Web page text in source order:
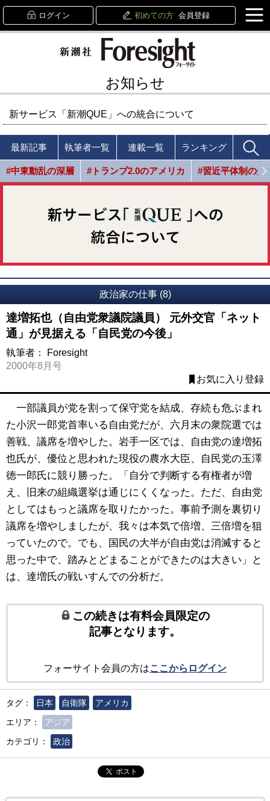
ログイン 初めての方 会員登録
お知らせ
新サービス「新潮QUE」への統合について
最新記事 執筆者一覧 連載一覧 ランキング
#中東動乱の深層 #トランプ2.0のアメリカ #習近平体制の光
政治家の仕事 (8)
達増拓也（自由党衆議院議員） 元外交官「ネット
通」が見据える「自民党の今後」
執筆者：
Foresight
2000年8月号
お気に入り登録
一部議員が党を割って保守党を結成、存続も危ぶまれ
た小沢一郎党首率いる自由党だが、六月末の衆院選では
善戦、議席を増やした。岩手一区では、自由党の達増拓
也氏が、優位と思われた現役の農水大臣、自民党の玉澤
徳一郎氏に競り勝った。「自分で判断する有権者が増
え、旧来の組織選挙は通じにくくなった。ただ、自由党
としてはもっと議席を取りたかった。事前予測を裏切り
議席を増やしましたが、我々は本気で倍増、三倍増を狙
っていたので。でも、国民の大半が自由党は消滅すると
思った中で、踏みとどまることができたのは大きい」と
は、達増氏の戦いすんでの分析だ。
この続きは有料会員限定の
記事となります。
フォーサイト会員の方はここからログイン
タグ： 日本 自衛隊
アメリカ
エリア：
アジア
カテゴリ：
政治
ポスト